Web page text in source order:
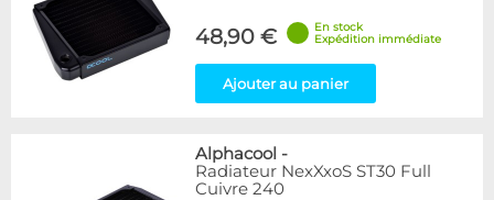
48,90 €
En stock
Expédition immédiate
Ajouter au panier
Alphacool -
Radiateur NexXxoS ST30 Full
Cuivre 240